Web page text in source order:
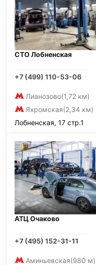
СТО Лобненская
+7 (499) 110-53-06
Лианозово(1,72 км)
Яхромская(2,34 км)
Лобненская, 17 стр.1
АТЦ Очаково
+7 (495) 152-31-11
Аминьевская(980 м)